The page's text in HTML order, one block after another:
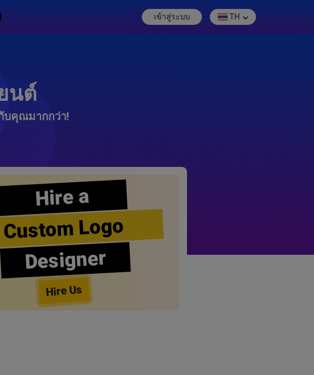
เข้าสู่ระบบ TH
นต์
บคุณมากกว่า!
Hire a
Custom Logo
Designer
Hire Us